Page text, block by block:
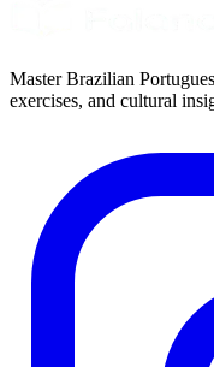
Master Brazilian
exercises, and cultural